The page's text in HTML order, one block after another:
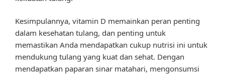
Kesimpulannya, vitamin D memainkan peran penting
dalam kesehatan tulang, dan penting untuk
memastikan Anda mendapatkan cukup nutrisi ini untuk
mendukung tulang yang kuat dan sehat. Dengan
mendapatkan paparan sinar matahari, mengonsumsi